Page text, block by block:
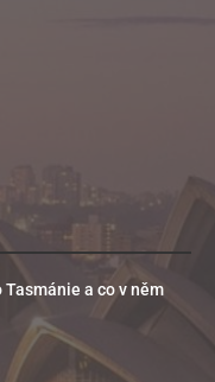
a co v něm